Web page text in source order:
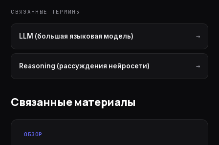
СВЯЗАННЫЕ ТЕРМИНЫ
LLM (большая языковая модель)
Reasoning (рассуждения нейросети)
Связанные материалы
ОБЗОР